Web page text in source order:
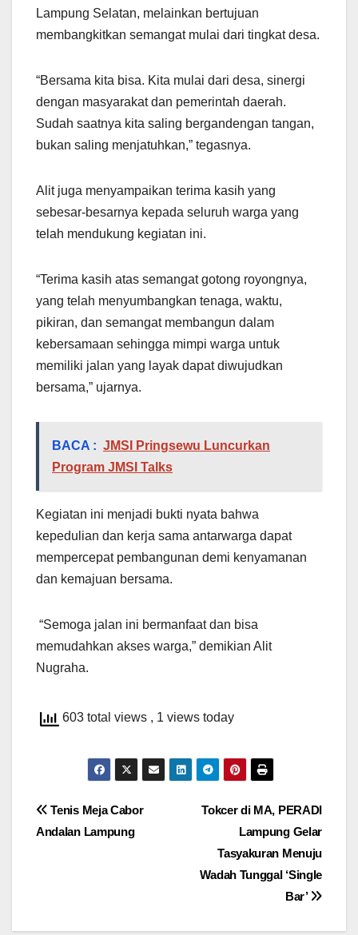
Lampung Selatan, melainkan bertujuan
membangkitkan semangat mulai dari tingkat desa.
“Bersama kita bisa. Kita mulai dari desa, sinergi
dengan masyarakat dan pemerintah daerah.
Sudah saatnya kita saling bergandengan tangan,
bukan saling menjatuhkan,” tegasnya.
Alit juga menyampaikan terima kasih yang
sebesar-besarnya kepada seluruh warga yang
telah mendukung kegiatan ini.
“Terima kasih atas semangat gotong royongnya,
yang telah menyumbangkan tenaga, waktu,
pikiran, dan semangat membangun dalam
kebersamaan sehingga mimpi warga untuk
memiliki jalan yang layak dapat diwujudkan
bersama,” ujarnya.
BACA : JMSI Pringsewu Luncurkan
Program JMSI Talks
Kegiatan ini menjadi bukti nyata bahwa
kepedulian dan kerja sama antarwarga dapat
mempercepat pembangunan demi kenyamanan
dan kemajuan bersama.
“Semoga jalan ini bermanfaat dan bisa
memudahkan akses warga,” demikian Alit
Nugraha.
603 total views , 1 views today
Navigasi
Tokcer di MA, PERADI
Lampung Gelar
Tasyakuran Menuju
Wadah Tunggal ‘Single
Bar’
Tenis Meja Cabor
Andalan Lampung